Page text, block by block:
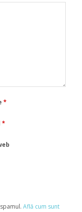
*
*
Află cum sunt